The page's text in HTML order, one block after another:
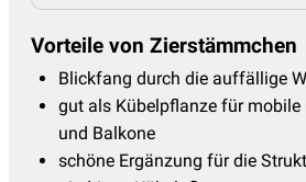
Vorteile von Zierstämmchen
Blickfang durch die auffällige
gut als Kübelpflanze für mobile
und Balkone
schöne Ergänzung für die